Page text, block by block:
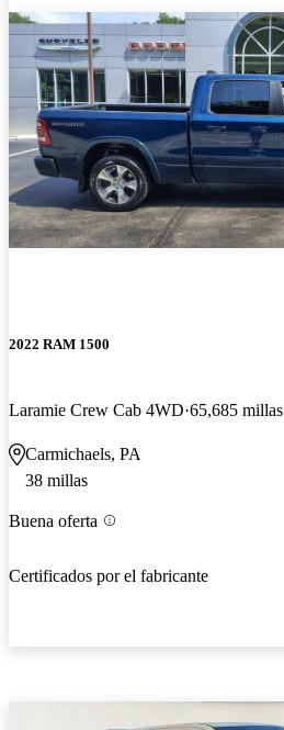
2022 RAM 1500
Laramie Crew Cab 4WD 65,685 millas
Carmichaels, PA
38 millas
Buena oferta
Certificados por el fabricante